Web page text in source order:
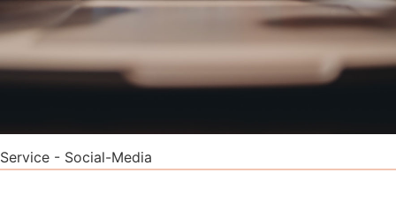
Service - Social-Media